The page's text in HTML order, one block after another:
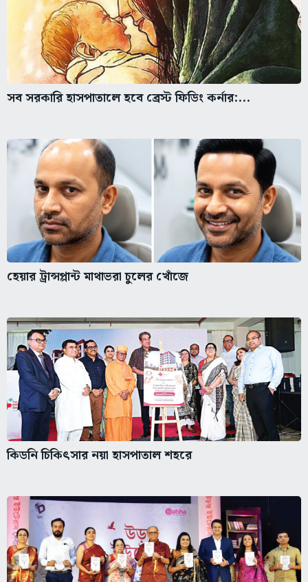
সব সরকারি হাসপাতালে হবে ব্রেস্ট ফিডিং কর্নার:...
হেয়ার ট্রান্সপ্লান্ট মাথাভরা চুলের খোঁজে
কিডনি চিকিৎসার নয়া হাসপাতাল শহরে